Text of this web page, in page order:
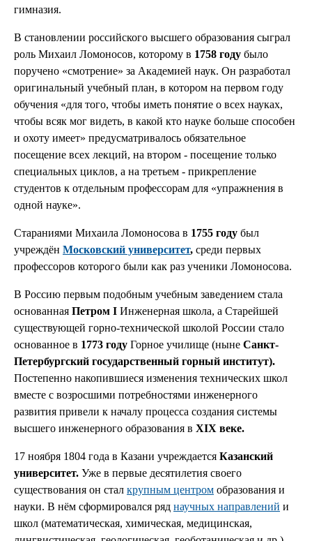
гимназия.
В становлении российского высшего образования сыграл
роль Михаил Ломоносов, которому в 1758 году было
поручено «смотрение» за Академией наук. Он разработал
оригинальный учебный план, в котором на первом году
обучения «для того, чтобы иметь понятие о всех науках,
чтобы всяк мог видеть, в какой кто науке больше способен
и охоту имеет» предусматривалось обязательное
посещение всех лекций, на втором - посещение только
специальных циклов, а на третьем - прикрепление
студентов к отдельным профессорам для «упражнения в
одной науке».
Стараниями Михаила Ломоносова в 1755 году был
учреждён Московский университет, среди первых
профессоров которого были как раз ученики Ломоносова.
В Россию первым подобным учебным заведением стала
основанная Петром I Инженерная школа, а Старейшей
существующей горно-технической школой России стало
основанное в 1773 году Горное училище (ныне Санкт-
Петербургский государственный горный институт).
Постепенно накопившиеся изменения технических школ
вместе с возросшими потребностями инженерного
развития привели к началу процесса создания системы
высшего инженерного образования в XIX веке.
17 ноября 1804 года в Казани учреждается Казанский
университет. Уже в первые десятилетия своего
существования он стал крупным центром образования и
науки. В нём сформировался ряд научных направлений и
школ (математическая, химическая, медицинская,